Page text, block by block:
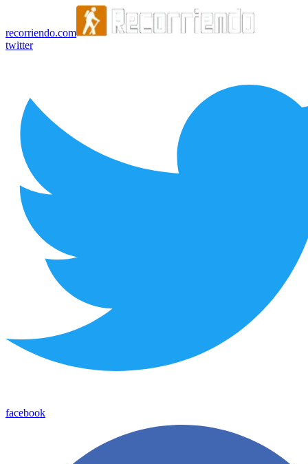
recorriendo.com
twitter
facebook